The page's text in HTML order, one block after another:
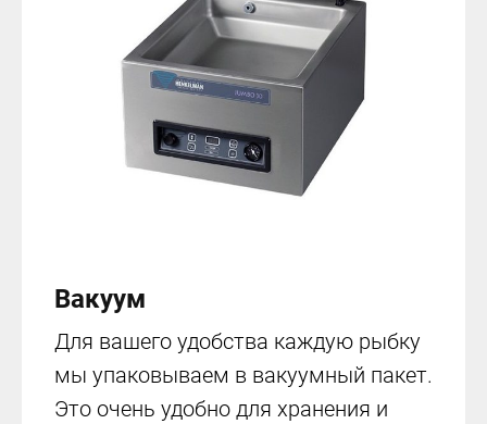
Вакуум
Для вашего удобства каждую рыбку
мы упаковываем в вакуумный пакет.
Это очень удобно для хранения и